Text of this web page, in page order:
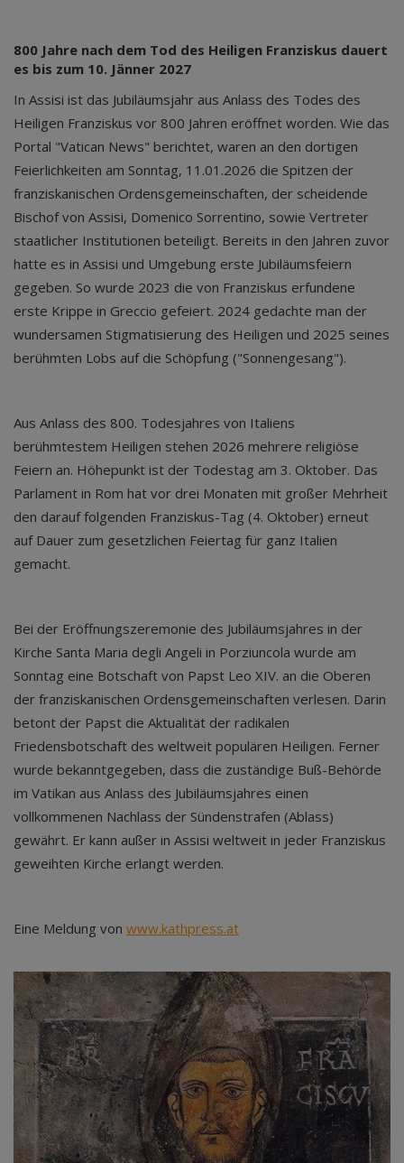
800 Jahre nach dem Tod des Heiligen Franziskus dauert
es bis zum 10. Jänner 2027
In Assisi ist das Jubiläumsjahr aus Anlass des Todes des
Heiligen Franziskus vor 800 Jahren eröffnet worden. Wie das
Portal "Vatican News" berichtet, waren an den dortigen
Feierlichkeiten am Sonntag, 11.01.2026 die Spitzen der
franziskanischen Ordensgemeinschaften, der scheidende
Bischof von Assisi, Domenico Sorrentino, sowie Vertreter
staatlicher Institutionen beteiligt. Bereits in den Jahren zuvor
hatte es in Assisi und Umgebung erste Jubiläumsfeiern
gegeben. So wurde 2023 die von Franziskus erfundene
erste Krippe in Greccio gefeiert. 2024 gedachte man der
wundersamen Stigmatisierung des Heiligen und 2025 seines
berühmten Lobs auf die Schöpfung ("Sonnengesang").
Aus Anlass des 800. Todesjahres von Italiens
berühmtestem Heiligen stehen 2026 mehrere religiöse
Feiern an. Höhepunkt ist der Todestag am 3. Oktober. Das
Parlament in Rom hat vor drei Monaten mit großer Mehrheit
den darauf folgenden Franziskus-Tag (4. Oktober) erneut
auf Dauer zum gesetzlichen Feiertag für ganz Italien
gemacht.
Bei der Eröffnungszeremonie des Jubiläumsjahres in der
Kirche Santa Maria degli Angeli in Porziuncola wurde am
Sonntag eine Botschaft von Papst Leo XIV. an die Oberen
der franziskanischen Ordensgemeinschaften verlesen. Darin
betont der Papst die Aktualität der radikalen
Friedensbotschaft des weltweit populären Heiligen. Ferner
wurde bekanntgegeben, dass die zuständige Buß-Behörde
im Vatikan aus Anlass des Jubiläumsjahres einen
vollkommenen Nachlass der Sündenstrafen (Ablass)
gewährt. Er kann außer in Assisi weltweit in jeder Franziskus
geweihten Kirche erlangt werden.
Eine Meldung von www.kathpress.at